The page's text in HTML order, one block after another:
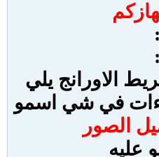
:
:
الاورانج يلي
في شي اسمو
الصور
عليه